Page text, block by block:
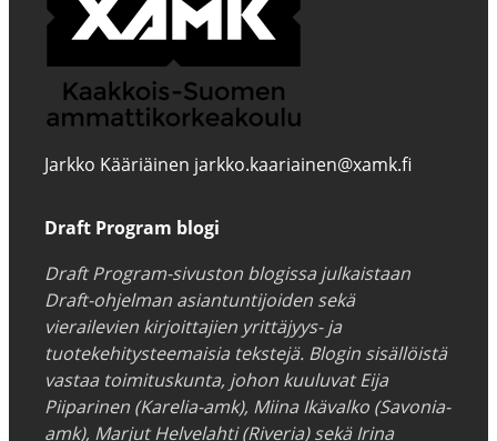
Jarkko Kääriäinen jarkko.kaariainen@xamk.fi
Draft Program blogi
Draft Program-sivuston blogissa julkaistaan
Draft-ohjelman asiantuntijoiden sekä
vierailevien kirjoittajien yrittäjyys- ja
tuotekehitysteemaisia tekstejä. Blogin sisällöistä
vastaa toimituskunta, johon kuuluvat Eija
Piiparinen (Karelia-amk), Miina Ikävalko (Savonia-
amk), Marjut Helvelahti (Riveria) sekä Irina